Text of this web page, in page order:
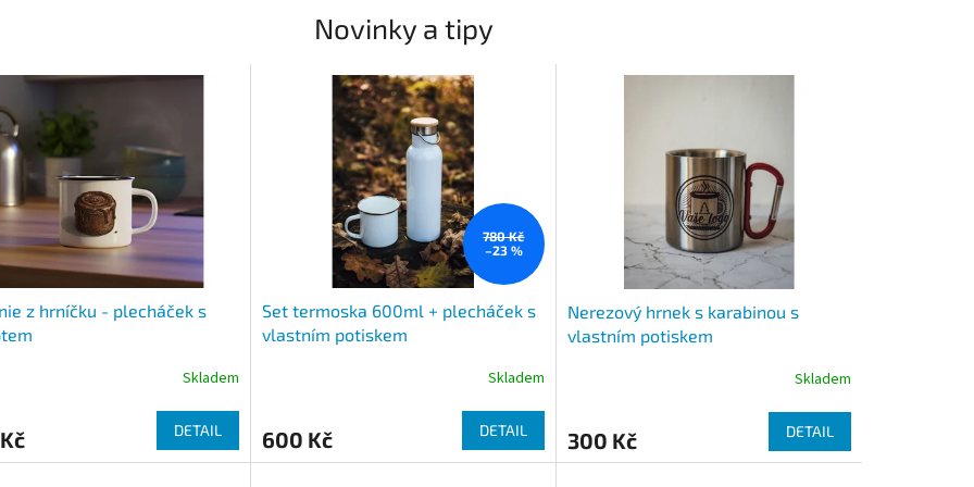
Novinky a tipy
z hrníčku - plecháček s
Skladem
DETAIL
780 Kč
–23 %
Set termoska 600ml + plecháček s
vlastním potiskem
Skladem
600 Kč DETAIL
Nerezový hrnek s karabinou s
vlastním potiskem
Skladem
300 Kč DETAIL